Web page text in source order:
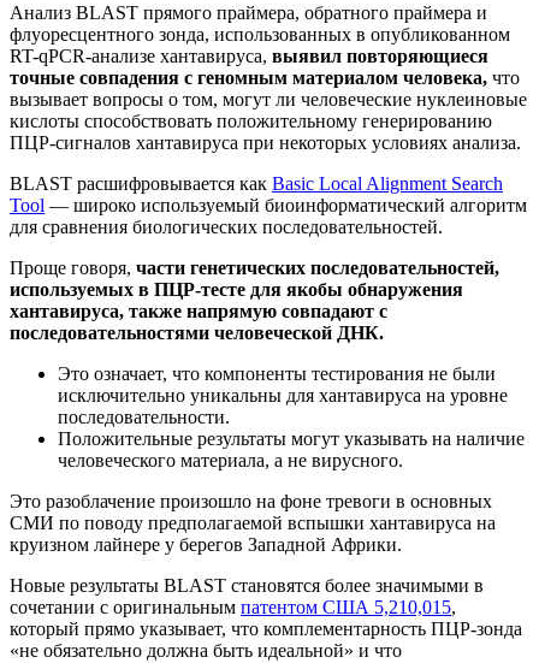
Анализ BLAST прямого праймера, обратного праймера и
флуоресцентного зонда, использованных в опубликованном
RT-qPCR-анализе хантавируса, выявил повторяющиеся
точные совпадения с геномным материалом человека, что
вызывает вопросы о том, могут ли человеческие нуклеиновые
кислоты способствовать положительному генерированию
ПЦР-сигналов хантавируса при некоторых условиях анализа.
BLAST расшифровывается как Basic Local Alignment Search
Tool — широко используемый биоинформатический алгоритм
для сравнения биологических последовательностей.
Проще говоря, части генетических последовательностей,
используемых в ПЦР-тесте для якобы обнаружения
хантавируса, также напрямую совпадают с
последовательностями человеческой ДНК.
Это означает, что компоненты тестирования не были
исключительно уникальны для хантавируса на уровне
последовательности.
Положительные результаты могут указывать на наличие
человеческого материала, а не вирусного.
Это разоблачение произошло на фоне тревоги в основных
СМИ по поводу предполагаемой вспышки хантавируса на
круизном лайнере у берегов Западной Африки.
Новые результаты BLAST становятся более значимыми в
сочетании с оригинальным патентом США 5,210,015,
который прямо указывает, что комплементарность ПЦР-зонда
«не обязательно должна быть идеальной» и что